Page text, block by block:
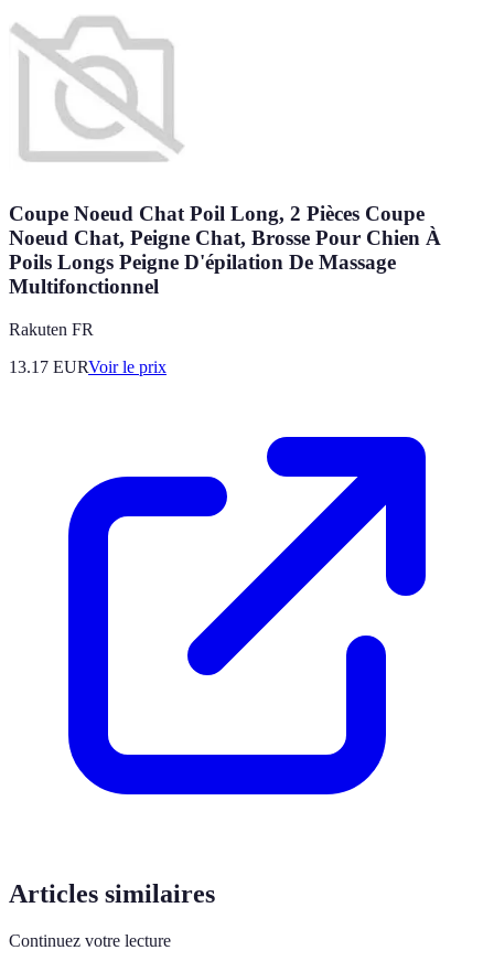
Coupe Noeud Chat Poil Long, 2 Pièces Coupe
Noeud Chat, Peigne Chat, Brosse Pour Chien À
Poils Longs Peigne D'épilation De Massage
Multifonctionnel
Rakuten FR
13.17 EURVoir le prix
Articles similaires
Continuez votre lecture